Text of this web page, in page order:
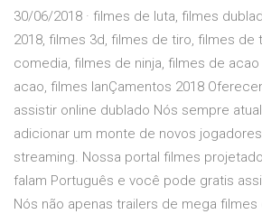
30/06/2018 · filmes de luta, filmes
2018, filmes 3d, filmes de tiro, filmes de
comedia, filmes de ninja, filmes de
acao, filmes lanÇamentos 2018
assistir online dublado Nós sempre
adicionar um monte de novos
streaming. Nossa portal filmes
falam Português e você pode gratis
Nós não apenas trailers de mega